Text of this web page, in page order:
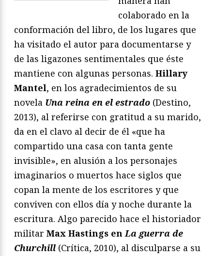
colaborado en la
conformación del libro, de los lugares que
ha visitado el autor para documentarse y
de las ligazones sentimentales que éste
mantiene con algunas personas. Hillary
Mantel, en los agradecimientos de su
novela Una reina en el estrado (Destino,
2013), al referirse con gratitud a su marido,
da en el clavo al decir de él «que ha
compartido una casa con tanta gente
invisible», en alusión a los personajes
imaginarios o muertos hace siglos que
copan la mente de los escritores y que
conviven con ellos día y noche durante la
escritura. Algo parecido hace el historiador
militar Max Hastings enLa guerra de
Churchill (Crítica, 2010), al disculparse a su